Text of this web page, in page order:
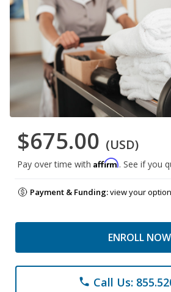
$675.00 (USD)
Pay over time with Affirm. See if you
Payment & Funding:view your
ENROLL NOW
phone Call Us: